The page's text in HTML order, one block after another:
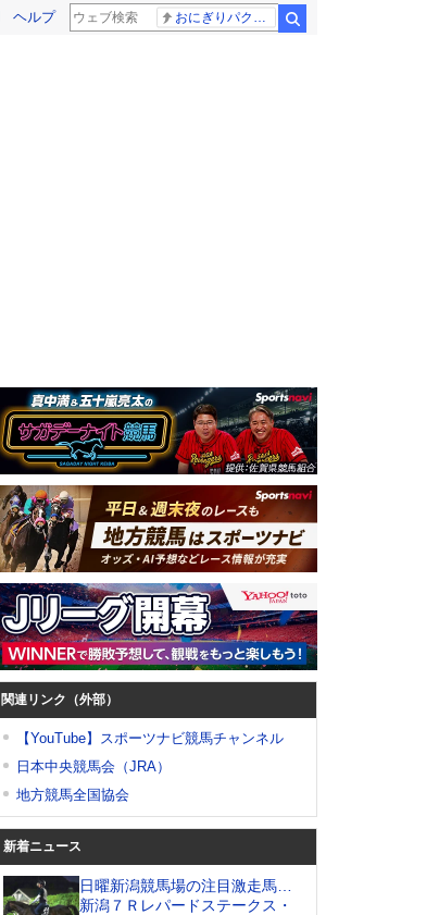
ヘルプ
関連リンク（外部）
【YouTube】スポーツナビ競馬チャンネル
日本中央競馬会（JRA）
地方競馬全国協会
新着ニュース
日曜新潟競馬場の注目激走馬…
新潟７Ｒレパードステークス・